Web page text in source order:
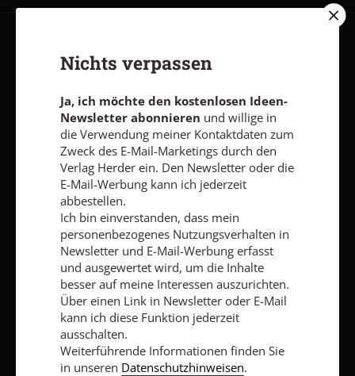
Impressum
Vertrag widerrufen Abo online kündigen
Nichts verpassen
Ja, ich möchte den kostenlosen Ideen-
Newsletter abonnieren und willige in
die Verwendung meiner Kontaktdaten zum
Zweck des E-Mail-Marketings durch den
Verlag Herder ein. Den Newsletter oder die
E-Mail-Werbung kann ich jederzeit
abbestellen.
Ich bin einverstanden, dass mein
personenbezogenes Nutzungsverhalten in
Newsletter und E-Mail-Werbung erfasst
und ausgewertet wird, um die Inhalte
besser auf meine Interessen auszurichten.
Über einen Link in Newsletter oder E-Mail
kann ich diese Funktion jederzeit
ausschalten.
Weiterführende Informationen finden Sie
in unseren Datenschutzhinweisen.